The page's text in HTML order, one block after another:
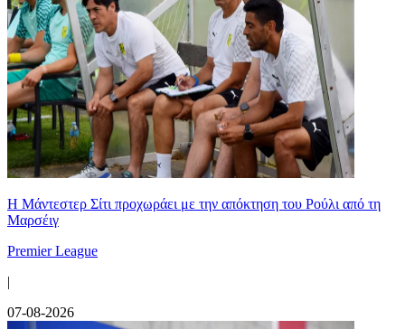
Η Μάντεστερ Σίτι προχωράει με την απόκτηση του Ρούλι από τη
Μαρσέιγ
Premier League
|
07-08-2026